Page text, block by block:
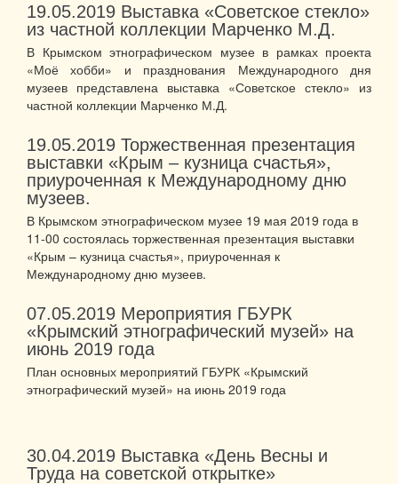
19.05.2019 Выставка «Советское стекло»
из частной коллекции Марченко М.Д.
В Крымском этнографическом музее в рамках проекта
«Моё хобби» и празднования Международного дня
музеев представлена выставка «Советское стекло» из
частной коллекции Марченко М.Д.
19.05.2019 Торжественная презентация
выставки «Крым – кузница счастья»,
приуроченная к Международному дню
музеев.
В Крымском этнографическом музее 19 мая 2019 года в
11-00 состоялась торжественная презентация выставки
«Крым – кузница счастья», приуроченная к
Международному дню музеев.
07.05.2019 Мероприятия ГБУРК
«Крымский этнографический музей» на
июнь 2019 года
План основных мероприятий ГБУРК «Крымский
этнографический музей» на июнь 2019 года
30.04.2019 Выставка «День Весны и
Труда на советской открытке»